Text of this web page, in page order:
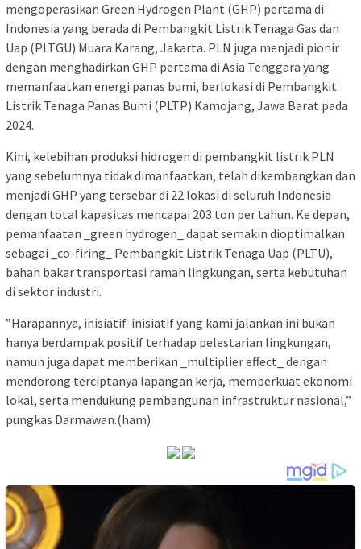
mengoperasikan Green Hydrogen Plant (GHP) pertama di
Indonesia yang berada di Pembangkit Listrik Tenaga Gas dan
Uap (PLTGU) Muara Karang, Jakarta. PLN juga menjadi pionir
dengan menghadirkan GHP pertama di Asia Tenggara yang
memanfaatkan energi panas bumi, berlokasi di Pembangkit
Listrik Tenaga Panas Bumi (PLTP) Kamojang, Jawa Barat pada
2024.
Kini, kelebihan produksi hidrogen di pembangkit listrik PLN
yang sebelumnya tidak dimanfaatkan, telah dikembangkan dan
menjadi GHP yang tersebar di 22 lokasi di seluruh Indonesia
dengan total kapasitas mencapai 203 ton per tahun. Ke depan,
pemanfaatan _green hydrogen_ dapat semakin dioptimalkan
sebagai _co-firing_ Pembangkit Listrik Tenaga Uap (PLTU),
bahan bakar transportasi ramah lingkungan, serta kebutuhan
di sektor industri.
”Harapannya, inisiatif-inisiatif yang kami jalankan ini bukan
hanya berdampak positif terhadap pelestarian lingkungan,
namun juga dapat memberikan _multiplier effect_ dengan
mendorong terciptanya lapangan kerja, memperkuat ekonomi
lokal, serta mendukung pembangunan infrastruktur nasional,”
pungkas Darmawan.(ham)